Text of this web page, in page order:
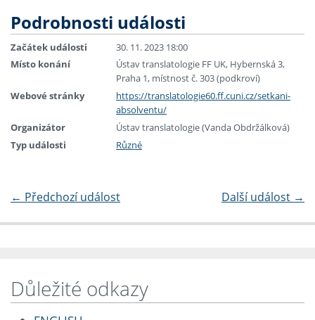
Podrobnosti události
Začátek události
30. 11. 2023 18:00
Místo konání
Ústav translatologie FF UK, Hybernská 3,
Praha 1, místnost č. 303 (podkroví)
Webové stránky
https://translatologie60.ff.cuni.cz/setkani-
absolventu/
Organizátor
Ústav translatologie (Vanda Obdržálková)
Typ události
Různé
← Předchozí událost Další událost →
Důležité odkazy